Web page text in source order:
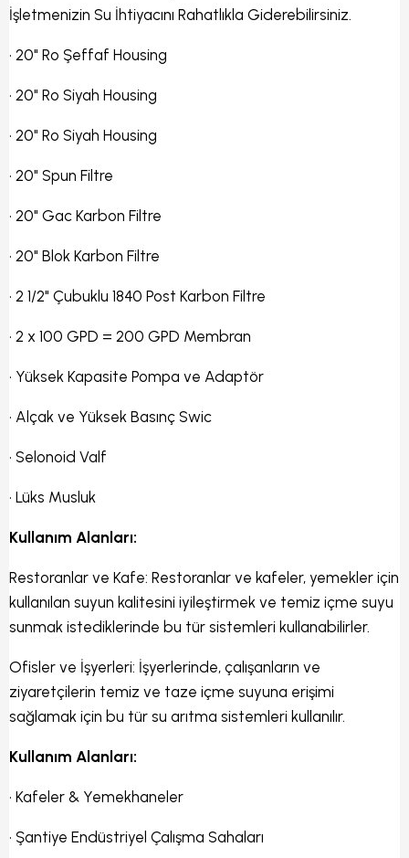
İşletmenizin Su İhtiyacını Rahatlıkla Giderebilirsiniz.
• 20" Ro Şeffaf Housing
• 20" Ro Siyah Housing
• 20" Ro Siyah Housing
• 20" Spun Filtre
• 20" Gac Karbon Filtre
• 20" Blok Karbon Filtre
• 2 1/2" Çubuklu 1840 Post Karbon Filtre
• 2 x 100 GPD = 200 GPD Membran
• Yüksek Kapasite Pompa ve Adaptör
• Alçak ve Yüksek Basınç Swic
• Selonoid Valf
• Lüks Musluk
Kullanım Alanları:
Restoranlar ve Kafe: Restoranlar ve kafeler, yemekler için
kullanılan suyun kalitesini iyileştirmek ve temiz içme suyu
sunmak istediklerinde bu tür sistemleri kullanabilirler.
Ofisler ve İşyerleri: İşyerlerinde, çalışanların ve
ziyaretçilerin temiz ve taze içme suyuna erişimi
sağlamak için bu tür su arıtma sistemleri kullanılır.
Kullanım Alanları:
• Kafeler & Yemekhaneler
• Şantiye Endüstriyel Çalışma Sahaları